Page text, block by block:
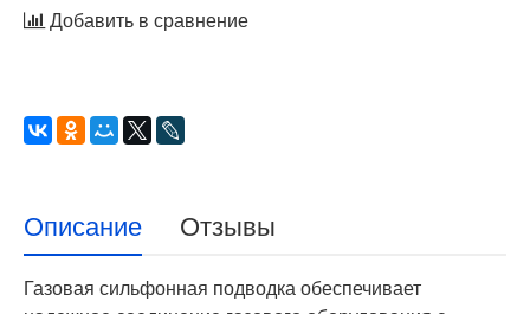
Добавить в сравнение
Описание Отзывы
Газовая сильфонная подводка обеспечивает